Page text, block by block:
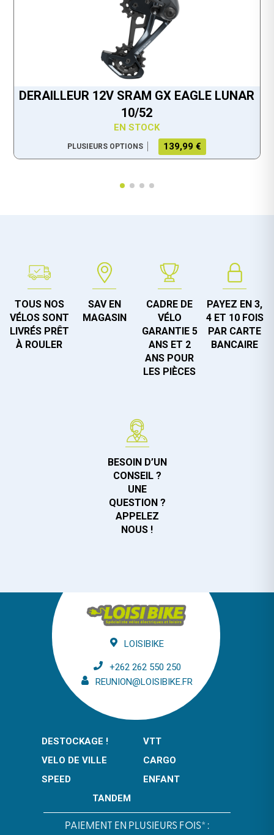
DERAILLEUR 12V SRAM GX EAGLE LUNAR
10/52
EN STOCK
PLUSIEURS OPTIONS 139,99 €
TOUS NOS
VÉLOS SONT
LIVRÉS PRÊT
À ROULER
SAV EN
MAGASIN
CADRE DE
VÉLO
GARANTIE 5
ANS ET 2
ANS POUR
LES PIÈCES
PAYEZ EN 3,
4 ET 10 FOIS
PAR CARTE
BANCAIRE
BESOIN D’UN
CONSEIL ?
UNE
QUESTION ?
APPELEZ
NOUS !
LOISIBIKE
+262 262 550 250
REUNION@LOISIBIKE.FR
DESTOCKAGE !
VTT
VELO DE VILLE
CARGO
SPEED
ENFANT
TANDEM
PAIEMENT EN PLUSIEURS FOIS* :